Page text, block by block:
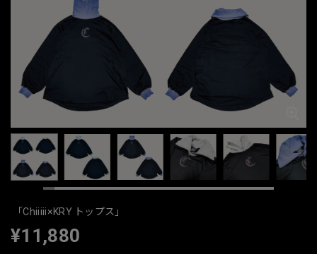
「Chiiiii×KRY トップス」
¥11,880